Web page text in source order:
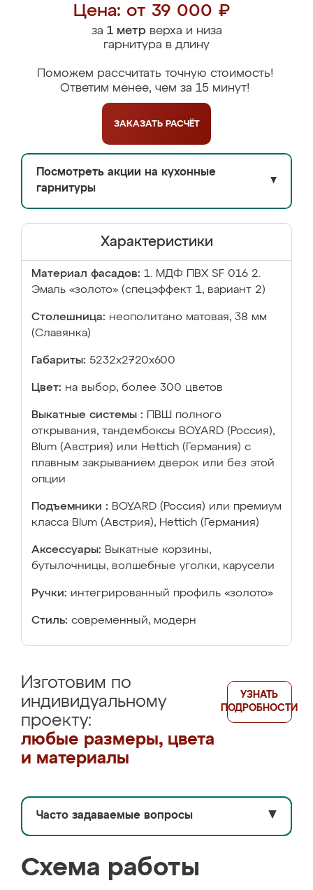
Цена: от 39 000 ₽
за 1 метрверха и низа
гарнитура в длину
Поможем рассчитать точную стоимость!
Ответим менее, чем за 15 минут!
ЗАКАЗАТЬ РАСЧЁТ
Посмотреть акции на кухонные
гарнитуры
▼
Характеристики
Материал фасадов: 1. МДФ ПВХ SF 016 2.
Эмаль «золото» (спецэффект 1, вариант 2)
Столешница: неополитано матовая, 38 мм
(Славянка)
Габариты: 5232х2720х600
Цвет: на выбор, более 300 цветов
Выкатные системы :
ПВШ полного
открывания, тандембоксы BOYARD (Россия),
Blum (Австрия) или Hettich (Германия) с
плавным закрыванием дверок или без этой
опции
Подъемники : BOYARD (Россия) или премиум
класса Blum (Австрия), Hettich (Германия)
Аксессуары: Выкатные корзины,
бутылочницы, волшебные уголки, карусели
Ручки: интегрированный профиль «золото»
Стиль: современный, модерн
Изготовим по
индивидуальному
проекту:
любые размеры, цвета
и материалы
УЗНАТЬ
ПОДРОБНОСТИ
Часто задаваемые вопросы ▼
Схема работы